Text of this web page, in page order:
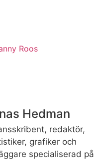
Roos
Hedman
redaktör,
grafiker och
specialiserad på